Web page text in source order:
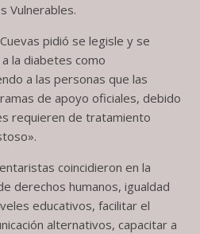
Vulnerables.
pidió se legisle y se
la diabetes como
a las personas que las
de apoyo oficiales, debido
requieren de tratamiento
coincidieron en la
derechos humanos, igualdad
educativos, facilitar el
alternativos, capacitar a